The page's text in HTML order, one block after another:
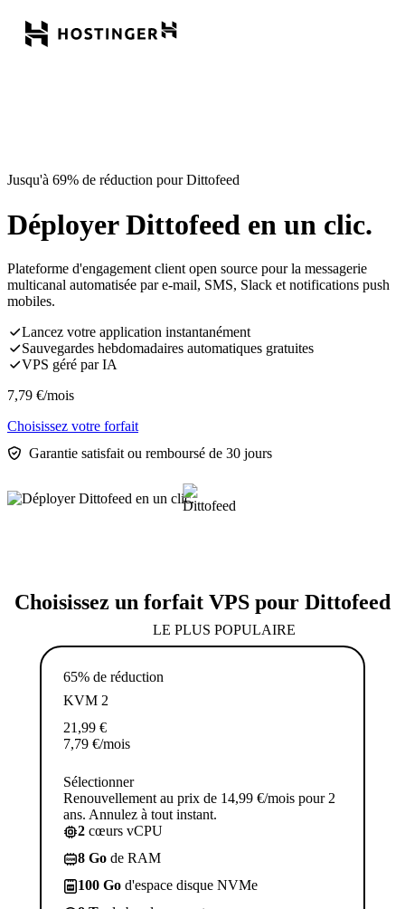
Jusqu'à 69% de réduction pour Dittofeed
Déployer Dittofeed en un clic.
Plateforme d'engagement client open source pour la messagerie
multicanal automatisée par e-mail, SMS, Slack et notifications push
mobiles.
Lancez votre application instantanément
Sauvegardes hebdomadaires automatiques gratuites
VPS géré par IA
7,79 €/mois
Choisissez votre forfait
Garantie satisfait ou remboursé de 30 jours
Choisissez un forfait VPS pour Dittofeed
LE PLUS POPULAIRE
65% de réduction
KVM 2
21,99 €
7,79 €/mois
Sélectionner
Renouvellement au prix de 14,99 €/mois pour 2
ans. Annulez à tout instant.
2 cœurs vCPU
8 Go de RAM
100 Go d'espace disque NVMe